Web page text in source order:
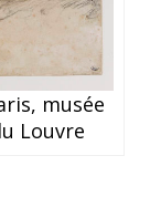
musée
Louvre